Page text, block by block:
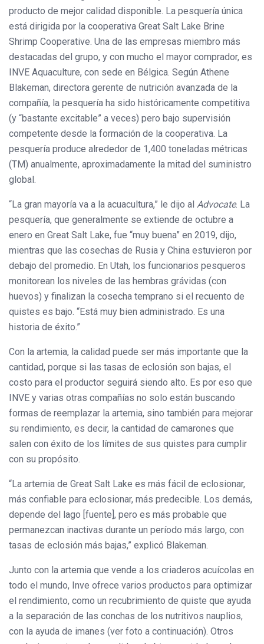
producto de mejor calidad disponible. La pesquería única
está dirigida por la cooperativa Great Salt Lake Brine
Shrimp Cooperative. Una de las empresas miembro más
destacadas del grupo, y con mucho el mayor comprador, es
INVE Aquaculture, con sede en Bélgica. Según Athene
Blakeman, directora gerente de nutrición avanzada de la
compañía, la pesquería ha sido históricamente competitiva
(y “bastante excitable” a veces) pero bajo supervisión
competente desde la formación de la cooperativa. La
pesquería produce alrededor de 1,400 toneladas métricas
(TM) anualmente, aproximadamente la mitad del suministro
global.
“La gran mayoría va a la acuacultura,” le dijo al Advocate. La
pesquería, que generalmente se extiende de octubre a
enero en Great Salt Lake, fue “muy buena” en 2019, dijo,
mientras que las cosechas de Rusia y China estuvieron por
debajo del promedio. En Utah, los funcionarios pesqueros
monitorean los niveles de las hembras grávidas (con
huevos) y finalizan la cosecha temprano si el recuento de
quistes es bajo. “Está muy bien administrado. Es una
historia de éxito.”
Con la artemia, la calidad puede ser más importante que la
cantidad, porque si las tasas de eclosión son bajas, el
costo para el productor seguirá siendo alto. Es por eso que
INVE y varias otras compañías no solo están buscando
formas de reemplazar la artemia, sino también para mejorar
su rendimiento, es decir, la cantidad de camarones que
salen con éxito de los límites de sus quistes para cumplir
con su propósito.
“La artemia de Great Salt Lake es más fácil de eclosionar,
más confiable para eclosionar, más predecible. Los demás,
depende del lago [fuente], pero es más probable que
permanezcan inactivas durante un período más largo, con
tasas de eclosión más bajas,” explicó Blakeman.
Junto con la artemia que vende a los criaderos acuícolas en
todo el mundo, Inve ofrece varios productos para optimizar
el rendimiento, como un recubrimiento de quiste que ayuda
a la separación de las conchas de los nutritivos nauplios,
con la ayuda de imanes (ver foto a continuación). Otros